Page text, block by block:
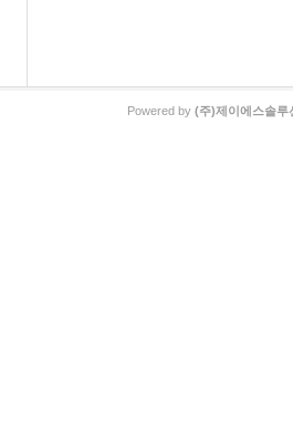
Powered by (주)제이에스솔루